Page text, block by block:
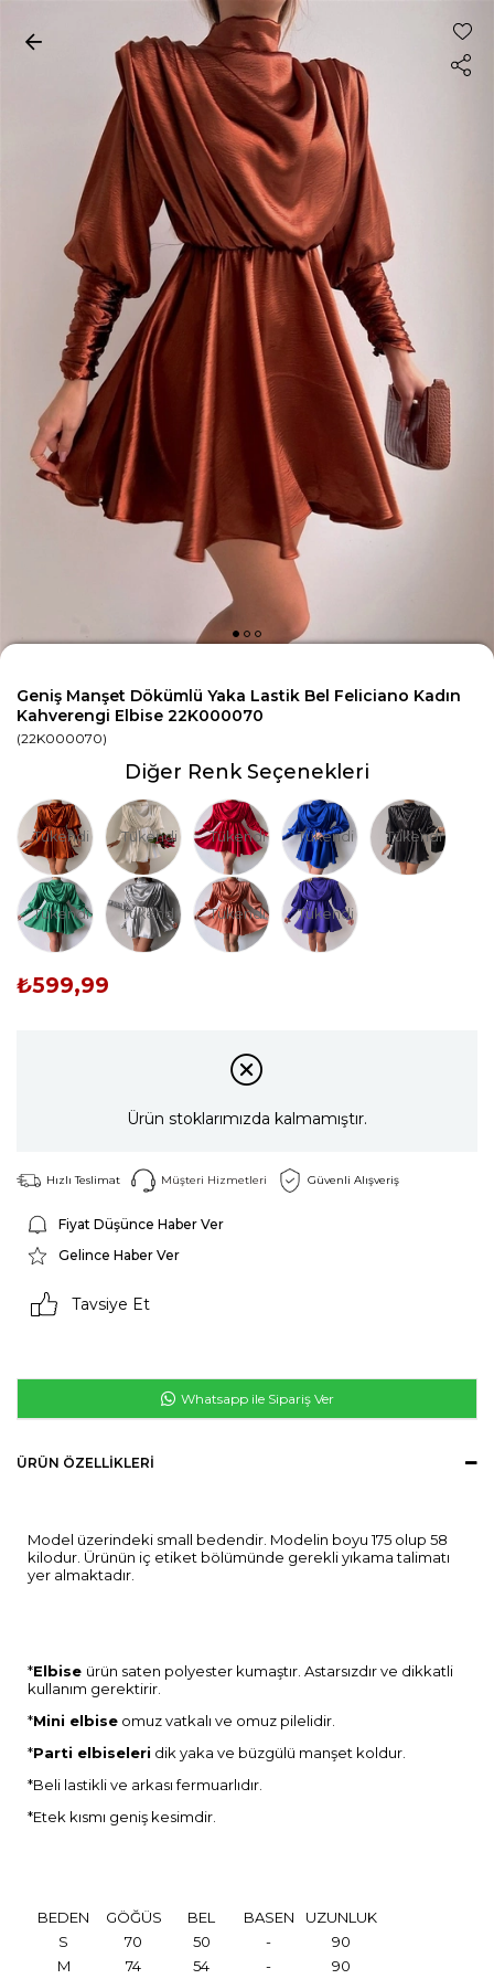
Geniş Manşet Dökümlü Yaka Lastik Bel Feliciano Kadın
Kahverengi Elbise 22K000070
(22K000070)
Diğer Renk Seçenekleri
Tükendi Tükendi Tükendi Tükendi Tükendi
Tükendi Tükendi Tükendi Tükendi
₺599,99
Ürün stoklarımızda kalmamıştır.
Hızlı Teslimat Müşteri Hizmetleri Güvenli Alışveriş
Fiyat Düşünce Haber Ver
Gelince Haber Ver
Tavsiye Et
Whatsapp ile Sipariş Ver
ÜRÜN ÖZELLIKLERI
Model üzerindeki small bedendir. Modelin boyu 175 olup 58
kilodur. Ürünün iç etiket bölümünde gerekli yıkama talimatı
yer almaktadır.
*Elbise ürün saten polyester kumaştır. Astarsızdır ve dikkatli
kullanım gerektirir.
*Mini elbise omuz vatkalı ve omuz pilelidir.
*Parti elbiseleri dik yaka ve büzgülü manşet koldur.
*Beli lastikli ve arkası fermuarlıdır.
*Etek kısmı geniş kesimdir.
BEDEN GÖĞÜS BEL BASEN
UZUNLUK
S
70 50 -
90
M
74 54 - 90